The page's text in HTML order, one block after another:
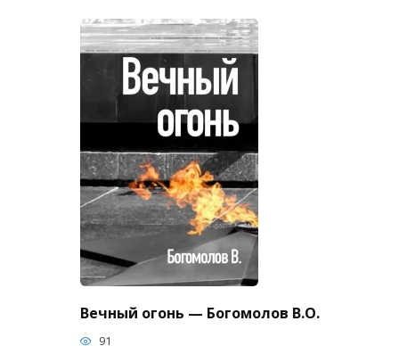
Вечный огонь — Богомолов В.О.
91